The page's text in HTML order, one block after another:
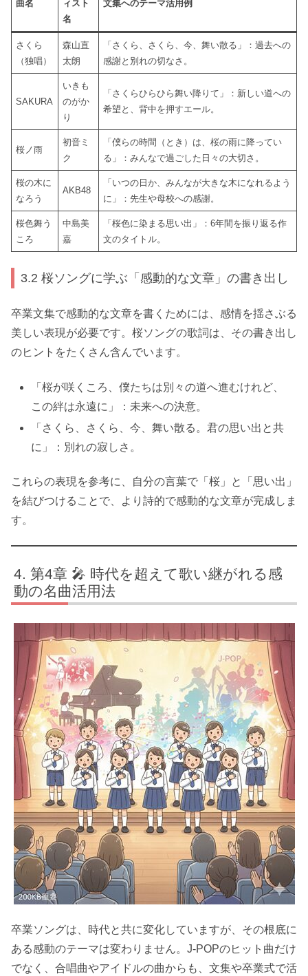
曲名
ィスト
名
文集へのテーマ活用例
さくら
（独唱）
森山直
太朗
「さくら、さくら、今、舞い散る」：過去への
感謝と別れの切なさ。
SAKURA
いきも
のがか
り
「さくらひらひら舞い降りて」：新しい道への
希望と、背中を押すエール。
桜ノ雨
初音ミ
ク
「僕らの時間（とき）は、桜の雨に降ってい
る」：みんなで過ごした日々の大切さ。
桜の木に
なろう
AKB48
「いつの日か、みんなが大きな木になれるよう
に」：先生や母校への感謝。
桜色舞う
ころ
中島美
嘉
「桜色に染まる思い出」：6年間を振り返る作
文のタイトル。
3.2 桜ソングに学ぶ「感動的な文章」の書き出し
卒業文集で感動的な文章を書くためには、感情を揺さぶる
美しい表現が必要です。桜ソングの歌詞は、その書き出し
のヒントをたくさん含んでいます。
「桜が咲くころ、僕たちは別々の道へ進むけれど、
この絆は永遠に」：未来への決意。
「さくら、さくら、今、舞い散る。君の思い出と共
に」：別れの寂しさ。
これらの表現を参考に、自分の言葉で「桜」と「思い出」
を結びつけることで、より詩的で感動的な文章が完成しま
す。
第4章 🎤 時代を超えて歌い継がれる感
動の名曲活用法
卒業ソングは、時代と共に変化していますが、その根底に
ある感動のテーマは変わりません。J-POPのヒット曲だけ
でなく、合唱曲やアイドルの曲からも、文集や卒業式で活